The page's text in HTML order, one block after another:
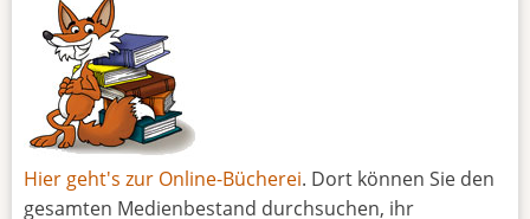
Hier geht's zur Online-Bücherei. Dort können Sie den
gesamten Medienbestand durchsuchen, ihr